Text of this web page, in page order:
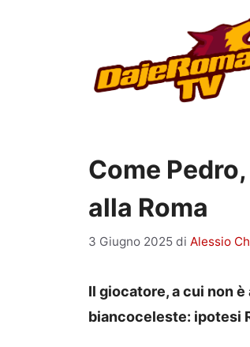
Come
alla Roma
3 Giugno 2025 di Alessio
Il giocatore, a cui non
biancoceleste: ipotesi